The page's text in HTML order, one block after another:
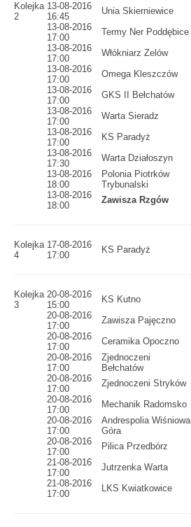
Kolejka
2
13-08-2016
16:45
Unia Skierniewice
13-08-2016
17:00
Termy Ner Poddębice
13-08-2016
17:00
Włókniarz Zelów
13-08-2016
17:00
Omega Kleszczów
13-08-2016
17:00
GKS II Bełchatów
13-08-2016
17:00
Warta Sieradz
13-08-2016
17:00
KS Paradyż
13-08-2016
17:30
Warta Działoszyn
13-08-2016
18:00
Polonia Piotrków
Trybunalski
13-08-2016
18:00
Zawisza Rzgów
Kolejka
4
17-08-2016
17:00
KS Paradyż
Kolejka
3
20-08-2016
15:00
KS Kutno
20-08-2016
17:00
Zawisza Pajęczno
20-08-2016
17:00
Ceramika Opoczno
20-08-2016
17:00
Zjednoczeni
Bełchatów
20-08-2016
17:00
Zjednoczeni Stryków
20-08-2016
17:00
Mechanik Radomsko
20-08-2016
17:00
Andrespolia Wiśniowa
Góra
20-08-2016
17:00
Pilica Przedbórz
21-08-2016
17:00
Jutrzenka Warta
21-08-2016
17:00
LKS Kwiatkowice